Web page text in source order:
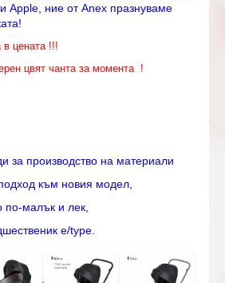
Apple, ние от Anex празнуваме
цената !!!
цвят чанта за момента !
за производство на материали
към новия модел,
по-малък и лек,
e/type.